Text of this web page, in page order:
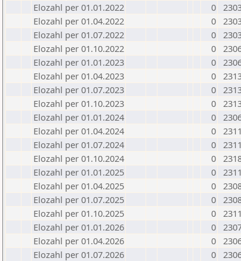
Elozahl per 01.01.2022
0
Elozahl per 01.04.2022
0
Elozahl per 01.07.2022
0
Elozahl per 01.10.2022
0
Elozahl per 01.01.2023
0
Elozahl per 01.04.2023
0
Elozahl per 01.07.2023
0
Elozahl per 01.10.2023
0
Elozahl per 01.01.2024
0
Elozahl per 01.04.2024
0 2311
Elozahl per 01.07.2024
0 2311
Elozahl per 01.10.2024
0
Elozahl per 01.01.2025
0 2311
Elozahl per 01.04.2025
0
Elozahl per 01.07.2025
0
Elozahl per 01.10.2025
0 2311
Elozahl per 01.01.2026
0
Elozahl per 01.04.2026
0
Elozahl per 01.07.2026
0